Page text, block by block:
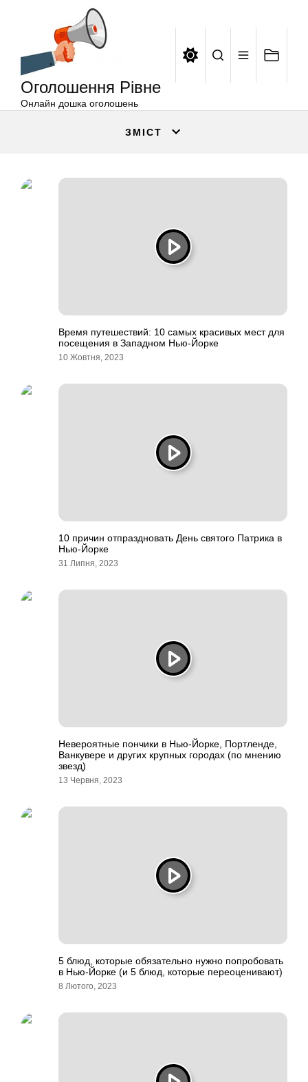
Оголошення Рівне
Онлайн дошка оголошень
ЗМІСТ
Время путешествий: 10 самых красивых мест для
посещения в Западном Нью-Йорке
10 Жовтня, 2023
10 причин отпраздновать День святого Патрика в
Нью-Йорке
31 Липня, 2023
Невероятные пончики в Нью-Йорке, Портленде,
Ванкувере и других крупных городах (по мнению
звезд)
13 Червня, 2023
5 блюд, которые обязательно нужно попробовать
в Нью-Йорке (и 5 блюд, которые переоценивают)
8 Лютого, 2023